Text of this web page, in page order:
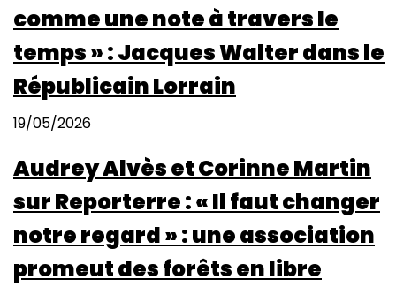
comme une note à travers le
temps » : Jacques Walter dans le
Républicain Lorrain
19/05/2026
Audrey Alvès et Corinne Martin
sur Reporterre : « Il faut changer
notre regard » : une association
promeut des forêts en libre